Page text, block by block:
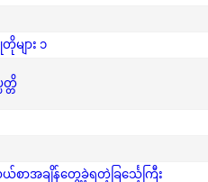
ျား ၁
တိ
ာအချိန်တွေ့ခဲ့ရတဲ့ခြင်္သေ့ကြီး